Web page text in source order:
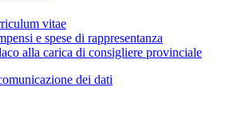
vitae
e spese di rappresentanza
alla carica di consigliere provinciale
dei dati